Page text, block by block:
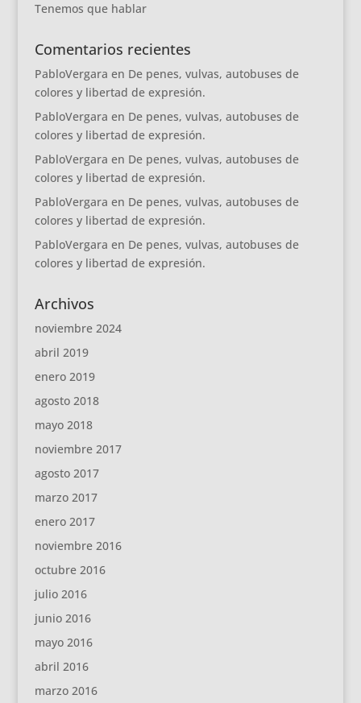
Tenemos que hablar
Comentarios recientes
PabloVergara en De penes, vulvas, autobuses de
colores y libertad de expresión.
PabloVergara en De penes, vulvas, autobuses de
colores y libertad de expresión.
PabloVergara en De penes, vulvas, autobuses de
colores y libertad de expresión.
PabloVergara en De penes, vulvas, autobuses de
colores y libertad de expresión.
PabloVergara en De penes, vulvas, autobuses de
colores y libertad de expresión.
Archivos
noviembre 2024
abril 2019
enero 2019
agosto 2018
mayo 2018
noviembre 2017
agosto 2017
marzo 2017
enero 2017
noviembre 2016
octubre 2016
julio 2016
junio 2016
mayo 2016
abril 2016
marzo 2016